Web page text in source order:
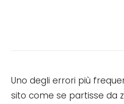
Uno degli errori più
sito come se partisse da